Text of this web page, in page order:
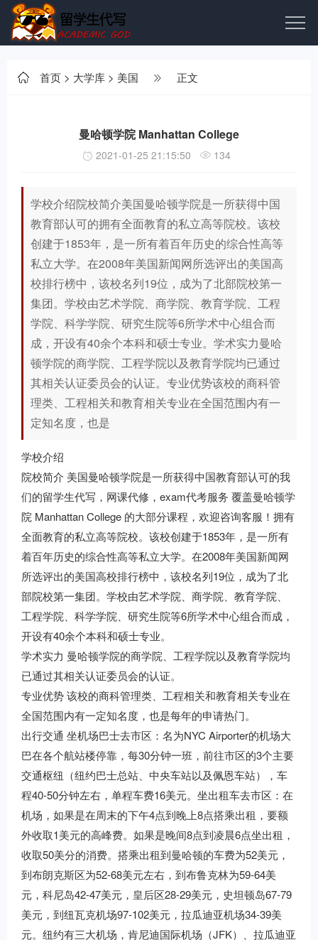
首页 > 大学库 > 美国 正文
曼哈顿学院 Manhattan College
2021-01-25 21:15:50 134
学校介绍院校简介美国曼哈顿学院是一所获得中国
教育部认可的拥有全面教育的私立高等院校。该校
创建于1853年，是一所有着百年历史的综合性高等
私立大学。在2008年美国新闻网所选评出的美国高
校排行榜中，该校名列19位，成为了北部院校第一
集团。学校由艺术学院、商学院、教育学院、工程
学院、科学学院、研究生院等6所学术中心组合而
成，开设有40余个本科和硕士专业。学术实力曼哈
顿学院的商学院、工程学院以及教育学院均已通过
其相关认证委员会的认证。专业优势该校的商科管
理类、工程相关和教育相关专业在全国范围内有一
定知名度，也是
学校介绍
院校简介 美国曼哈顿学院是一所获得中国教育部认可的我
们的留学生代写，网课代修，exam代考服务 覆盖曼哈顿学
院 Manhattan College 的大部分课程，欢迎咨询客服！拥有
全面教育的私立高等院校。该校创建于1853年，是一所有
着百年历史的综合性高等私立大学。在2008年美国新闻网
所选评出的美国高校排行榜中，该校名列19位，成为了北
部院校第一集团。学校由艺术学院、商学院、教育学院、
工程学院、科学学院、研究生院等6所学术中心组合而成，
开设有40余个本科和硕士专业。
学术实力 曼哈顿学院的商学院、工程学院以及教育学院均
已通过其相关认证委员会的认证。
专业优势 该校的商科管理类、工程相关和教育相关专业在
全国范围内有一定知名度，也是每年的申请热门。
出行交通 坐机场巴士去市区：名为NYC Airporter的机场大
巴在各个航站楼停靠，每30分钟一班，前往市区的3个主要
交通枢纽（纽约巴士总站、中央车站以及佩恩车站），车
程40-50分钟左右，单程车费16美元。坐出租车去市区：在
机场，如果是在周末的下午4点到晚上8点搭乘出租，要额
外收取1美元的高峰费。如果是晚间8点到凌晨6点坐出租，
收取50美分的消费。搭乘出租到曼哈顿的车费为52美元，
到布朗克斯区为52-68美元左右，到布鲁克林为59-64美
元，科尼岛42-47美元，皇后区28-29美元，史坦顿岛67-79
美元，到纽瓦克机场97-102美元，拉瓜迪亚机场34-39美
元。纽约有三大机场，肯尼迪国际机场（JFK）、拉瓜迪亚